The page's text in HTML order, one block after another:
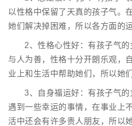
以性格中保留了天真的孩子气。
她们解决掉困难，所以各方面的
2、性格心性好：有孩子气
与人为善，性格十分开朗乐观，
业上和生活中帮助她们，所以她
3、自身福运好：有孩子气
遇到一些幸运的事情，在事业上
活中还会有许多贵人朋友，所以